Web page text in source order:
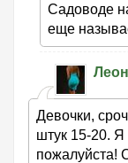
Садоводе
еще
Девочки,
штук 15-20.
пожалуйста!